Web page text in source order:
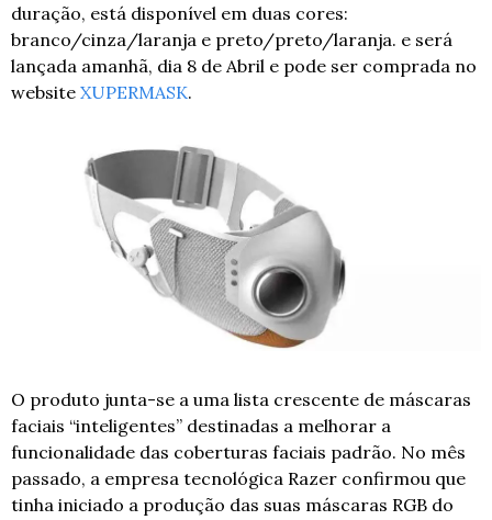
duração, está disponível em duas cores:
branco/cinza/laranja e preto/preto/laranja. e será
lançada amanhã, dia 8 de Abril e pode ser comprada no
website XUPERMASK.
O produto junta-se a uma lista crescente de máscaras
faciais “inteligentes” destinadas a melhorar a
funcionalidade das coberturas faciais padrão. No mês
passado, a empresa tecnológica Razer confirmou que
tinha iniciado a produção das suas máscaras RGB do